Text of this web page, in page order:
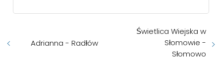
Adrianna - Radłów
Świetlica Wiejska w
Słomowie -
Słomowo